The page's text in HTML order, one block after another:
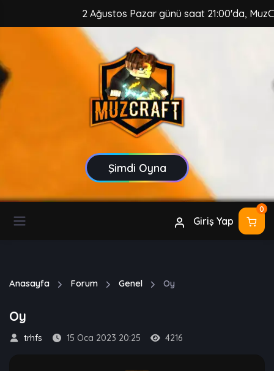
2 Ağustos Pazar günü saat 21:00'da,
Şimdi Oyna
Giriş Yap
0
Anasayfa Forum Genel Oy
Oy
trhfs 15 Oca 2023 20:25 4216